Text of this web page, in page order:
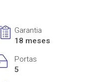
Garantia
18 meses
Portas
5